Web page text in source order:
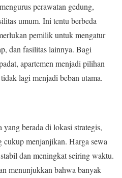
perawatan gedung,
umum. Ini tentu berbeda
pemilik untuk mengatur
dan fasilitas lainnya. Bagi
apartemen menjadi pilihan
lagi menjadi beban utama.
berada di lokasi strategis,
cukup menjanjikan. Harga sewa
dan meningkat seiring waktu.
menunjukkan bahwa banyak